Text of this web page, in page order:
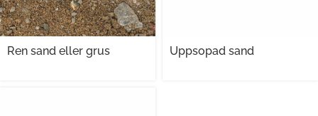
Ren sand eller grus Uppsopad sand